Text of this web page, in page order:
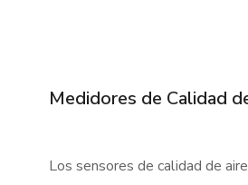
Medidores de Calidad
Los sensores de calidad de